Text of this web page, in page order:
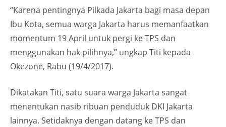
“Karena pentingnya Pilkada Jakarta bagi masa depan
Ibu Kota, semua warga Jakarta harus memanfaatkan
momentum 19 April untuk pergi ke TPS dan
menggunakan hak pilihnya,” ungkap Titi kepada
Okezone, Rabu (19/4/2017).
Dikatakan Titi, satu suara warga Jakarta sangat
menentukan nasib ribuan penduduk DKI Jakarta
lainnya. Setidaknya dengan datang ke TPS dan